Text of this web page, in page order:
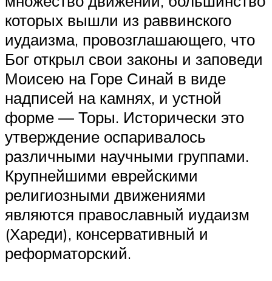
которых вышли из раввинского
иудаизма, провозглашающего, что
Бог открыл свои законы и заповеди
Моисею на Горе Синай в виде
надписей на камнях, и устной
форме — Торы. Исторически это
утверждение оспаривалось
различными научными группами.
Крупнейшими еврейскими
религиозными движениями
являются православный иудаизм
(Хареди), консервативный и
реформаторский.